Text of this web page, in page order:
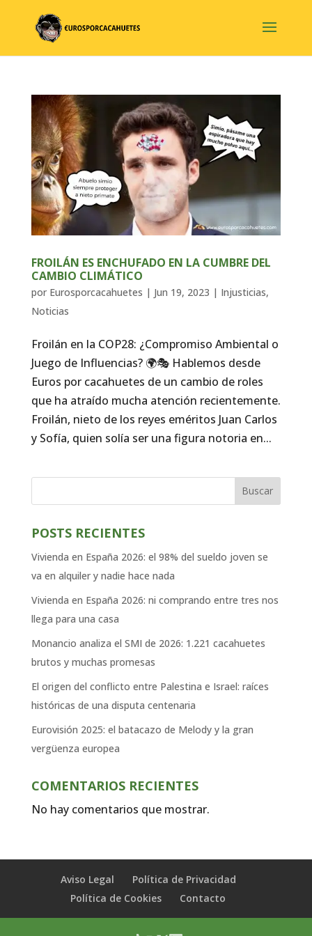
FROILÁN ES ENCHUFADO EN LA CUMBRE DEL
CAMBIO CLIMÁTICO
por Eurosporcacahuetes | Jun 19, 2023 | Injusticias,
Noticias
Froilán en la COP28: ¿Compromiso Ambiental o
Juego de Influencias? 🌍🎭 Hablemos desde
Euros por cacahuetes de un cambio de roles
que ha atraído mucha atención recientemente.
Froilán, nieto de los reyes eméritos Juan Carlos
y Sofía, quien solía ser una figura notoria en...
Buscar
POSTS RECIENTES
Vivienda en España 2026: el 98% del sueldo joven se
va en alquiler y nadie hace nada
Vivienda en España 2026: ni comprando entre tres nos
llega para una casa
Monancio analiza el SMI de 2026: 1.221 cacahuetes
brutos y muchas promesas
El origen del conflicto entre Palestina e Israel: raíces
históricas de una disputa centenaria
Eurovisión 2025: el batacazo de Melody y la gran
vergüenza europea
COMENTARIOS RECIENTES
No hay comentarios que mostrar.
Aviso Legal
Política de Privacidad
Política de Cookies
Contacto